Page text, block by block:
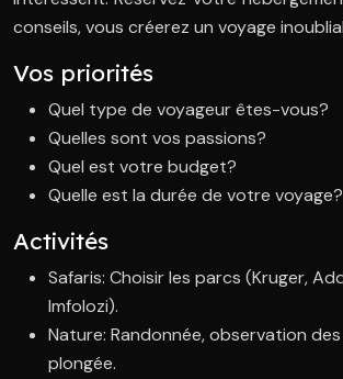
conseils, vous créerez un voyage
Vos priorités
Quel type de voyageur êtes-vous?
Quelles sont vos passions?
Quel est votre budget?
Quelle est la durée de votre voyage?
Activités
Safaris: Choisir les parcs (Kruger,
Imfolozi).
Nature: Randonnée, observation
plongée.